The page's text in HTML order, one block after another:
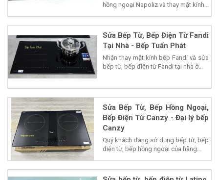
hồng ngoại Napoliz và thay mặt kính...
Sửa Bếp Từ, Bếp Điện Từ Fandi
Tại Nhà - Bếp Tuấn Phát
Nhận thay mặt kính bếp Fandi và sửa
bếp từ, bếp điện từ Fandi tại nhà ở...
Sửa Bếp Từ, Bếp Hồng Ngoại,
Bếp Điện Từ Canzy - Đại lý bếp
Canzy
Quý khách đang sử dụng bếp từ, bếp
điện từ, bếp hồng ngoại của hãng...